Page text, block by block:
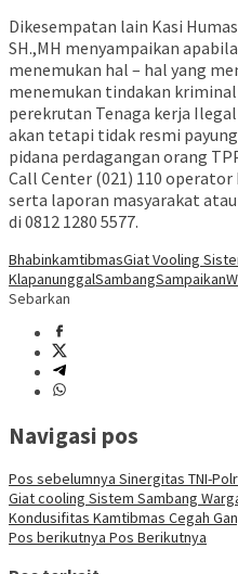
Dikesempatan lain Kasi
SH.,MH menyampaikan
menemukan hal – hal yang
menemukan tindakan
perekrutan Tenaga kerja
akan tetapi tidak resmi
pidana perdagangan orang
Call Center (021) 110
serta laporan masyarakat
di 0812 1280 5577.
BhabinkamtibmasGiat Vooling
KlapanunggalSambangSampaikan
Sebarkan
Navigasi pos
Pos sebelumnya Sinergitas TNI-
Giat cooling Sistem Sambang
Kondusifitas Kamtibmas Cegah
Pos berikutnya Pos Berikutnya